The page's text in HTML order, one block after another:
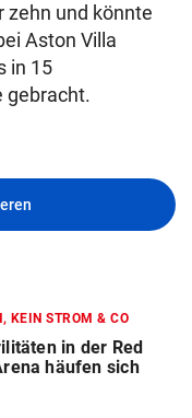
und könnte
Aston Villa
in 15
gebracht.
KEIN STROM & CO
in der Red
häufen sich